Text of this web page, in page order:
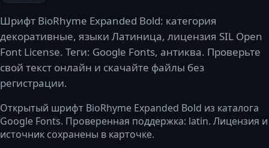
Шрифт BioRhyme Expanded Bold: категория
декоративные, языки Латиница, лицензия SIL Open
Font License. Теги: Google Fonts, антиква. Проверьте
свой текст онлайн и скачайте файлы без
регистрации.
Открытый шрифт BioRhyme Expanded Bold из каталога
Google Fonts. Проверенная поддержка: latin. Лицензия и
источник сохранены в карточке.